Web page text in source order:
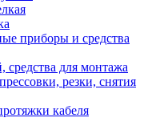
приборы и средства
средства для монтажа
резки, снятия
кабеля